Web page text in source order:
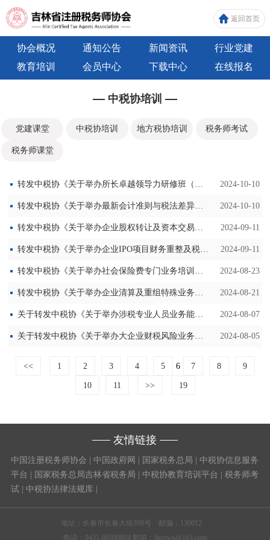
返回首页
协会概况 通知公告 新闻资讯
行业党建
教育培训
会员中心 下载中心 在线报名
中税协培训
党建课堂 中税协培训 地方税协培训 税务师考试
税务师课堂
转发中税协《关于举办所长卓越领导力研修班（第二期）》 2024-10-10
转发中税协《关于举办最新会计准则与税法差异培训班的通知》 2024-10-10
转发中税协《关于举办企业股权转让及资本交易财税风险防范培训班的通知》 2024-09-11
转发中税协《关于举办企业IPO项目财务重整及税收合规性处理研讨班的通知》 2024-09-11
转发中税协《关于举办社会保险费专门业务培训班的通知》 2024-08-23
转发中税协《关于举办企业清算及重组特殊业务纳税审核高级人才班的通知》 2024-08-21
关于转发中税协《关于举办涉税专业人员业务能力提升研修班的通知》 2024-08-07
关于转发中税协《关于举办大企业财税风险业务管理培训班的通知》 2024-08-05
<< 1 2 3 4 5 6 7 8 9
10 11 >> 19
友情链接
中国注册税务师协会 中国政府网 国家税务总局
中税协信息服务
平台
国家税务总局吉林省税务局 中税协教育培训平台
税务师考
试
中税协法律法规库
地址：长春市长春大街398号 邮编：130012
电话：0431-80500804 邮箱：jlzcsws@163.com